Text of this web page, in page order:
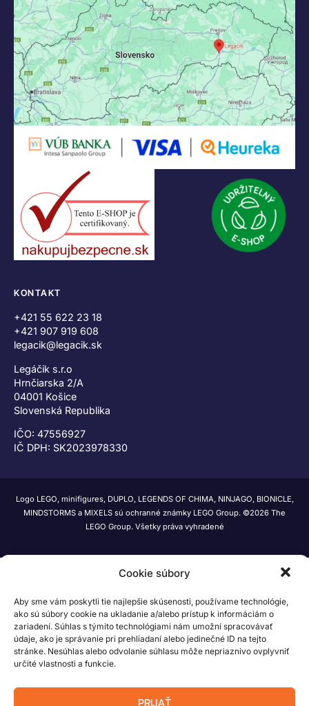
Cookie súbory
Aby sme vám poskytli tie najlepšie skúsenosti, používame technológie,
ako sú súbory cookie na ukladanie a/alebo prístup k informáciám o
zariadení. Súhlas s týmito technológiami nám umožní spracovávať
údaje, ako je správanie pri prehliadaní alebo jedinečné ID na tejto
stránke. Nesúhlas alebo odvolanie súhlasu môže nepriaznivo ovplyvniť
určité vlastnosti a funkcie.
PRIJAŤ
KONTAKT
+421 55 622 23 18
+421 907 919 608
legacik@legacik.sk
Legáčik s.r.o
Hrnčiarska 2/A
04001 Košice
Slovenská Republika
IČO: 47556927
IČ DPH: SK2023978330
Logo LEGO, minifigures, DUPLO, LEGENDS OF CHIMA, NINJAGO, BIONICLE,
MINDSTORMS a MIXELS sú ochranné známky LEGO Group. ©2026 The
LEGO Group. Všetky práva vyhradené